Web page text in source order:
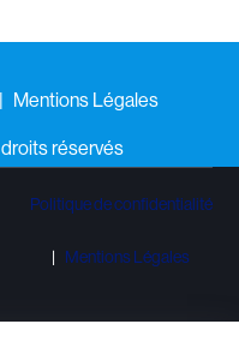
Mentions Légales
réservés
Politique de confidentialité
Mentions Légales